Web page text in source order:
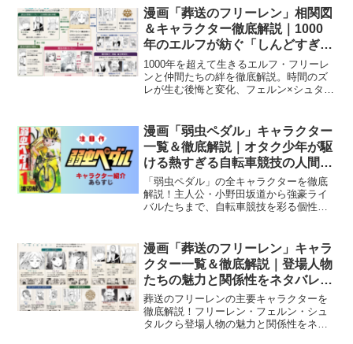
漫画「葬送のフリーレン」相関図
＆キャラクター徹底解説｜1000
年のエルフが紡ぐ「しんどすぎる
絆」ネタバレ考察
1000年を超えて生きるエルフ・フリーレ
ンと仲間たちの絆を徹底解説。時間のズ
レが生む後悔と変化、フェルン×シュタル
漫画「弱虫ペダル」キャラクター
一覧＆徹底解説｜オタク少年が駆
ける熱すぎる自転車競技の人間関
係をネタバレ考察
「弱虫ペダル」の全キャラクターを徹底
解説！主人公・小野田坂道から強豪ライ
バルたちまで、自転車競技を彩る個性豊
漫画「葬送のフリーレン」キャラ
クター一覧＆徹底解説｜登場人物
たちの魅力と関係性をネタバレ考
察
葬送のフリーレンの主要キャラクターを
徹底解説！フリーレン・フェルン・シュ
タルクら登場人物の魅力と関係性をネタ